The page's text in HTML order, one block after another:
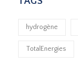
hydrogène
TotalEnergies